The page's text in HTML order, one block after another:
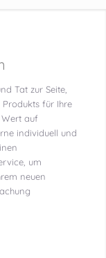
Tat zur Seite,
für Ihre
auf
individuell und
um
neuen